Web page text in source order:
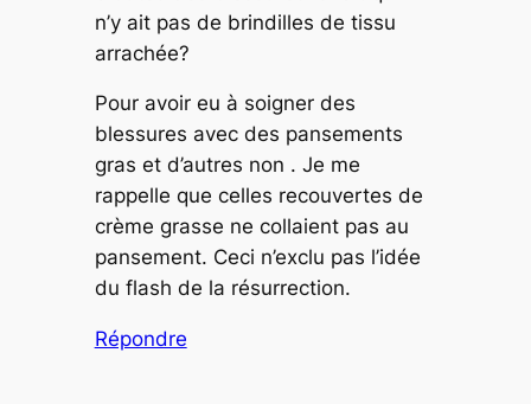
n’y ait pas de brindilles de tissu
arrachée?
Pour avoir eu à soigner des
blessures avec des pansements
gras et d’autres non . Je me
rappelle que celles recouvertes de
crème grasse ne collaient pas au
pansement. Ceci n’exclu pas l’idée
du flash de la résurrection.
Répondre